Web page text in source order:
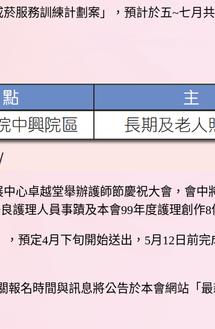
服務訓練計劃案」，預計於五~七月
心卓越堂舉辦護師節慶祝大會，會中
護理人員事蹟及本會99年度護理創作8
預定4月下旬開始送出，5月12日前
名時間與訊息將公告於本會網站「